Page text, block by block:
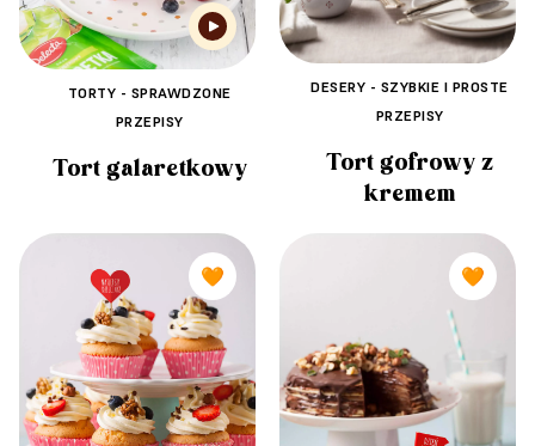
TORTY - SPRAWDZONE
PRZEPISY
Tort galaretkowy
DESERY - SZYBKIE I PROSTE
PRZEPISY
Tort gofrowy z
kremem
🧡 🧡